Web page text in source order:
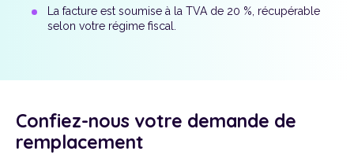
La facture est soumise à la TVA de 20 %, récupérable
selon votre régime fiscal.
Confiez-nous votre demande de
remplacement